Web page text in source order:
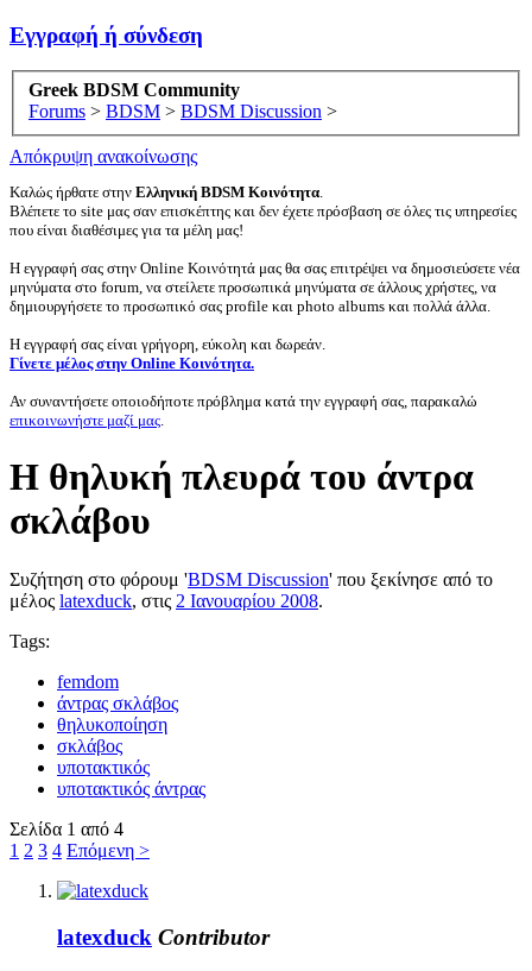
Εγγραφή ή σύνδεση
Greek BDSM Community
Forums > BDSM > BDSM Discussion >
Απόκρυψη ανακοίνωσης
Καλώς ήρθατε στην Ελληνική BDSM Κοινότητα.
Βλέπετε το site μας σαν επισκέπτης και δεν έχετε πρόσβαση σε όλες τις υπηρεσίες
που είναι διαθέσιμες για τα μέλη μας!
Η εγγραφή σας στην Online Κοινότητά μας θα σας επιτρέψει να δημοσιεύσετε νέα
μηνύματα στο forum, να στείλετε προσωπικά μηνύματα σε άλλους χρήστες, να
δημιουργήσετε το προσωπικό σας profile και photo albums και πολλά άλλα.
Η εγγραφή σας είναι γρήγορη, εύκολη και δωρεάν.
Γίνετε μέλος στην Online Κοινότητα.
Αν συναντήσετε οποιοδήποτε πρόβλημα κατά την εγγραφή σας, παρακαλώ
επικοινωνήστε μαζί μας.
H θηλυκή πλευρά του άντρα
σκλάβου
Συζήτηση στο φόρουμ 'BDSM Discussion' που ξεκίνησε από το
μέλος latexduck, στις 2 Ιανουαρίου 2008.
Tags:
femdom
άντρας σκλάβος
θηλυκοποίηση
σκλάβος
υποτακτικός
υποτακτικός άντρας
Σελίδα 1 από 4
1 2 3 4 Επόμενη >
latexduck Contributor